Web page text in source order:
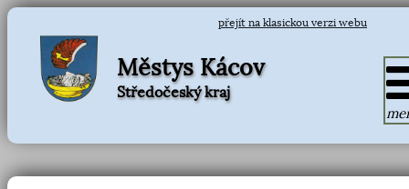
přejít na klasickou verzi webu
Městys Kácov
Středočeský kraj